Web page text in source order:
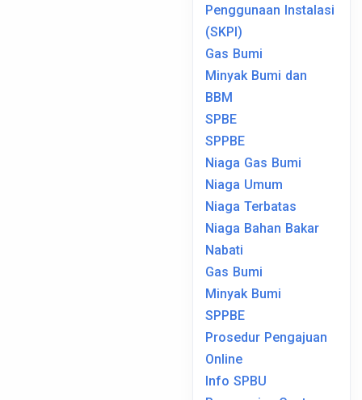
Penggunaan Instalasi
(SKPI)
Gas Bumi
Minyak Bumi dan
BBM
SPBE
SPPBE
Niaga Gas Bumi
Niaga Umum
Niaga Terbatas
Niaga Bahan Bakar
Nabati
Gas Bumi
Minyak Bumi
SPPBE
Prosedur Pengajuan
Online
Info SPBU